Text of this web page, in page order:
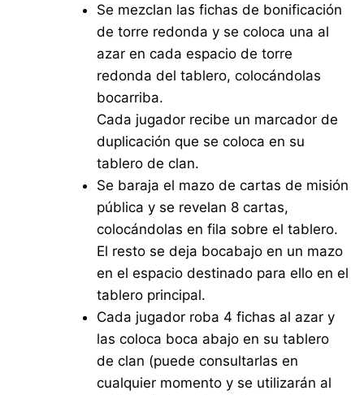
Se mezclan las fichas de bonificación
de torre redonda y se coloca una al
azar en cada espacio de torre
redonda del tablero, colocándolas
bocarriba.
Cada jugador recibe un marcador de
duplicación que se coloca en su
tablero de clan.
Se baraja el mazo de cartas de misión
pública y se revelan 8 cartas,
colocándolas en fila sobre el tablero.
El resto se deja bocabajo en un mazo
en el espacio destinado para ello en el
tablero principal.
Cada jugador roba 4 fichas al azar y
las coloca boca abajo en su tablero
de clan (puede consultarlas en
cualquier momento y se utilizarán al